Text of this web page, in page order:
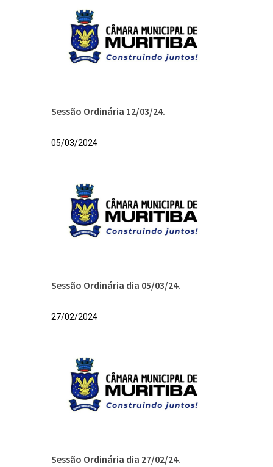
Sessão Ordinária 12/03/24.
05/03/2024
Sessão Ordinária dia 05/03/24.
27/02/2024
Sessão Ordinária dia 27/02/24.